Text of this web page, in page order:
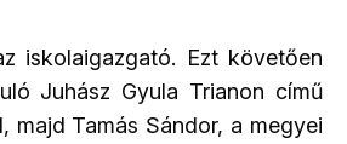
iskolaigazgató. Ezt követően
Juhász Gyula Trianon című
majd Tamás Sándor, a megyei